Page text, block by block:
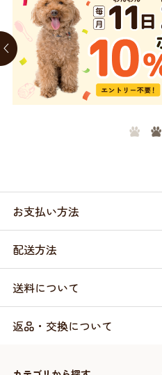
お支払い方法
配送方法
送料について
返品・交換について